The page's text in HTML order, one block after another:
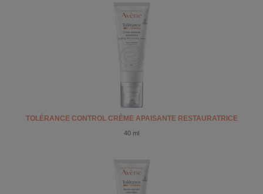
TOLÉRANCE CONTROL CRÈME APAISANTE RESTAURATRICE
40 ml